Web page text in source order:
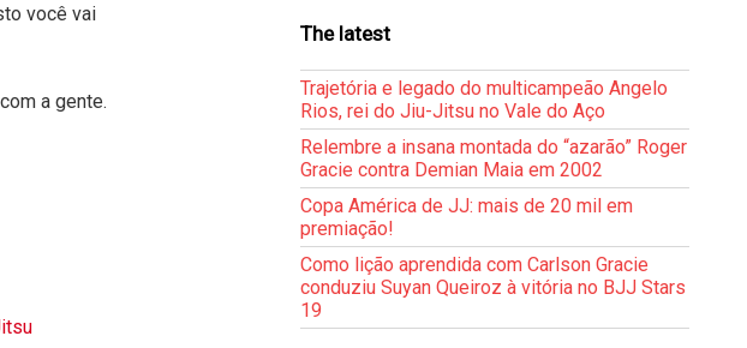
você vai
a gente.
The latest
Trajetória e legado do multicampeão Angelo
Rios, rei do Jiu-Jitsu no Vale do Aço
Relembre a insana montada do “azarão” Roger
Gracie contra Demian Maia em 2002
Copa América de JJ: mais de 20 mil em
premiação!
Como lição aprendida com Carlson Gracie
conduziu Suyan Queiroz à vitória no BJJ Stars
19